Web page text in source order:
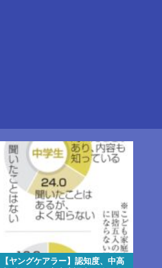
【ヤングケアラー】認知度、中高